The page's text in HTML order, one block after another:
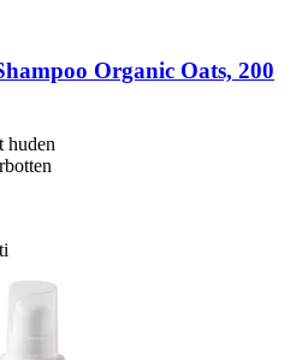
Organic Oats, 200
huden